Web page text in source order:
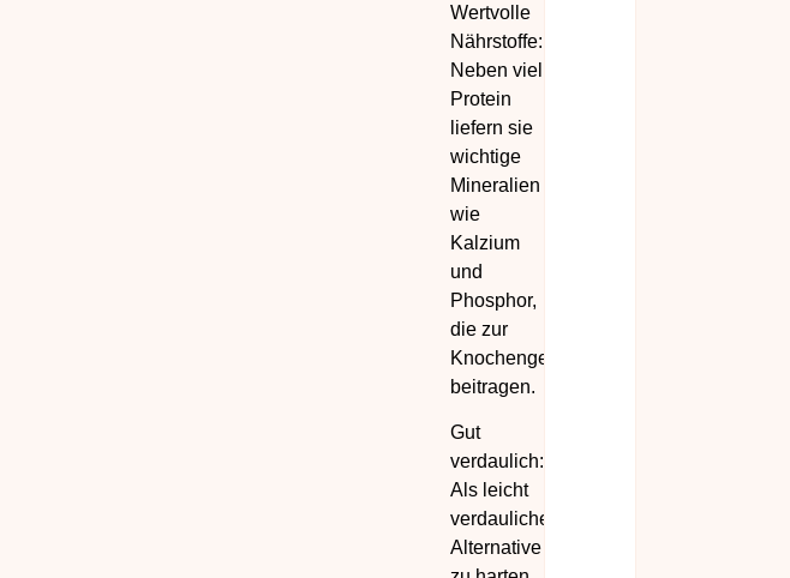
Wertvolle
Nährstoffe:
Neben viel
Protein
liefern sie
wichtige
Mineralien
wie
Kalzium
und
Phosphor,
die zur
Knochengesundheit
beitragen.
Gut
verdaulich:
Als leicht
verdauliche
Alternative